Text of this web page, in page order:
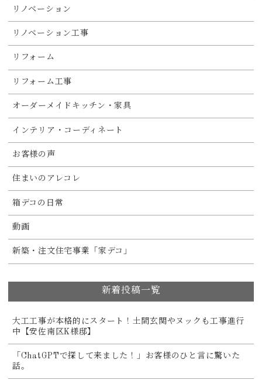
リノベーション
リノベーション工事
リフォーム
リフォーム工事
オーダーメイドキッチン・家具
インテリア・コーディネート
お客様の声
住まいのアレコレ
箱デコの日常
動画
新築・注文住宅事業「家デコ」
新着投稿一覧
大工工事が本格的にスタート！土間玄関やヌックも工事進行
中【安佐南区K様邸】
「ChatGPTで探して来ました！」お客様のひと言に驚いた
話。